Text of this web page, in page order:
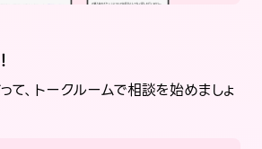
て、トークルームで相談を始めましょ